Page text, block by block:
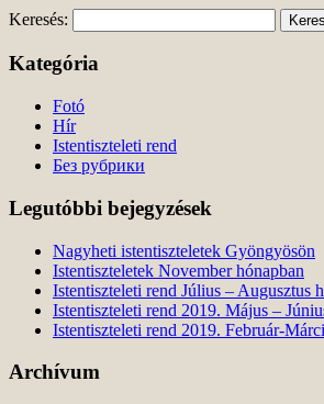
Keresés:
Kategória
Fotó
Hír
Istentiszteleti rend
Без рубрики
Legutóbbi bejegyzések
Nagyheti istentiszteletek Gyöngyösön
Istentiszteletek November hónapban
Istentiszteleti rend Július – Augusztus
Istentiszteleti rend 2019. Május –
Istentiszteleti rend 2019. Február-
Archívum